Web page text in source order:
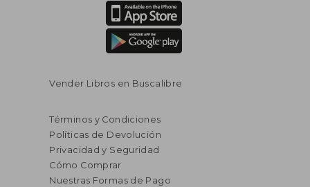
Vender Libros en Buscalibre
Términos y Condiciones
Políticas de Devolución
Privacidad y Seguridad
Cómo Comprar
Nuestras Formas de Pago